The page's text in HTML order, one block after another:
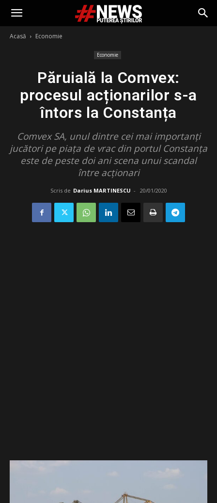
Acasă Economie
Economie
Păruială la Comvex:
procesul acționarilor s-a
întors la Constanța
Comvex SA, unul dintre cei mai importanți
jucători pe piața de vrac din portul Constanța
este de peste doi ani scena unui scandal
între acționari
Scris de Darius MARTINESCU - 20/01/2020